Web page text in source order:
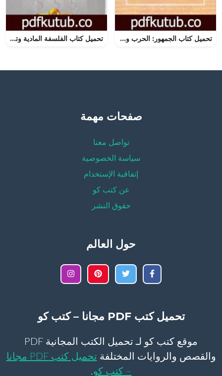
تحميل كتاب الجمهور: الحرب والديمقراطية في عصر الإمبراطورية PDF تأليف أنطونيو نيغري مجانا [كامل] تحميل كتاب الفلسفة المادية وتفكيك الإنسان PDF تأليف عبد الوهاب المسيري مجانا [كامل]
صفحات مهمة
تواصل معنا
سياسة الخصوصية
إتفاقية الإستخدام
عن كتب كو
حقوق النشر
حول العالم
تحميل كتب PDF مجانا – كتب كو
موقع كتب كو لـ تحميل الكتب المجانية PDF
والقصص والروايات المختلفة
تحميل كتب PDF مجانا
– كتب كو.